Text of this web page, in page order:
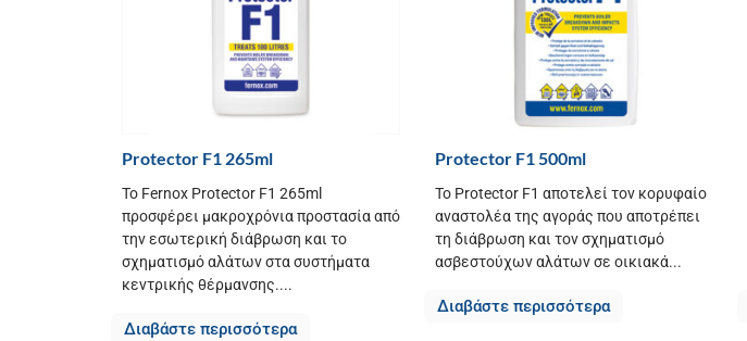
Protector F1 265ml
Το Fernox Protector F1 265ml
προσφέρει μακροχρόνια προστασία από
την εσωτερική διάβρωση και το
σχηματισμό αλάτων στα συστήματα
κεντρικής θέρμανσης....
Διαβάστε περισσότερα
Protector F1 500ml
Το Protector F1 αποτελεί τον κορυφαίο
αναστολέα της αγοράς που αποτρέπει
τη διάβρωση και τον σχηματισμό
ασβεστούχων αλάτων σε οικιακά...
Διαβάστε περισσότερα